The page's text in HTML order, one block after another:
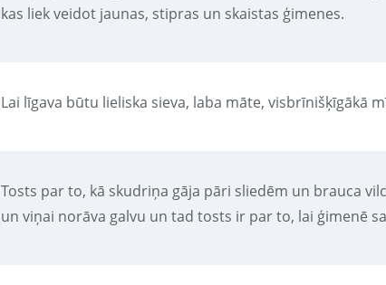
kas liek veidot jaunas, stipras un skaistas ģimenes.
Lai līgava būtu lieliska sieva, laba māte, visbrīnišķīgākā
Tosts par to, kā skudriņa gāja pāri sliedēm un brauca
un viņai norāva galvu un tad tosts ir par to, lai ģimenē